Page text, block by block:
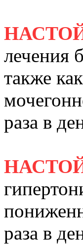
лечения
также
раза в
раза в